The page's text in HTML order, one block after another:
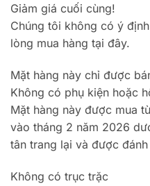
Giảm giá cuối cùng!
Chúng tôi không có ý
lòng mua hàng tại đây.
Mặt hàng này chỉ được
Không có phụ kiện hoặc
Mặt hàng này được mua
vào tháng 2 năm 2026
tân trang lại và được
Không có trục trặc